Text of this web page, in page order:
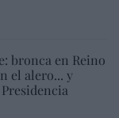
bronca en Reino
el alero... y